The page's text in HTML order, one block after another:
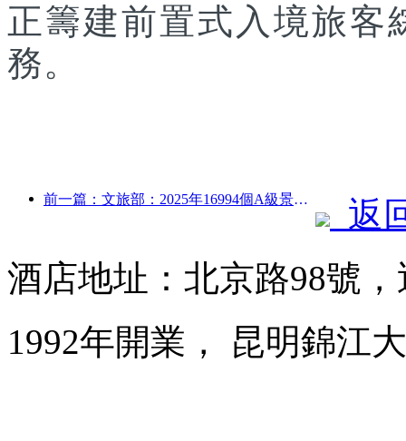
正籌建前置式入境旅客
務。
前一篇：文旅部：2025年16994個A級景區接待游客75.1億人次，旅游收入5544.9億
返
酒店地址：北京路98號
1992年開業， 昆明錦